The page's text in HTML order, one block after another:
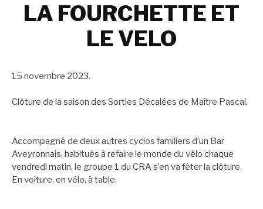
LA FOURCHETTE ET
LE VELO
15 novembre 2023.
Clôture de la saison des Sorties Décalées de Maître Pascal.
Accompagné de deux autres cyclos familiers d’un Bar
Aveyronnais, habitués à refaire le monde du vélo chaque
vendredi matin, le groupe 1 du CRA s’en va fêter la clôture.
En voiture, en vélo, à table.